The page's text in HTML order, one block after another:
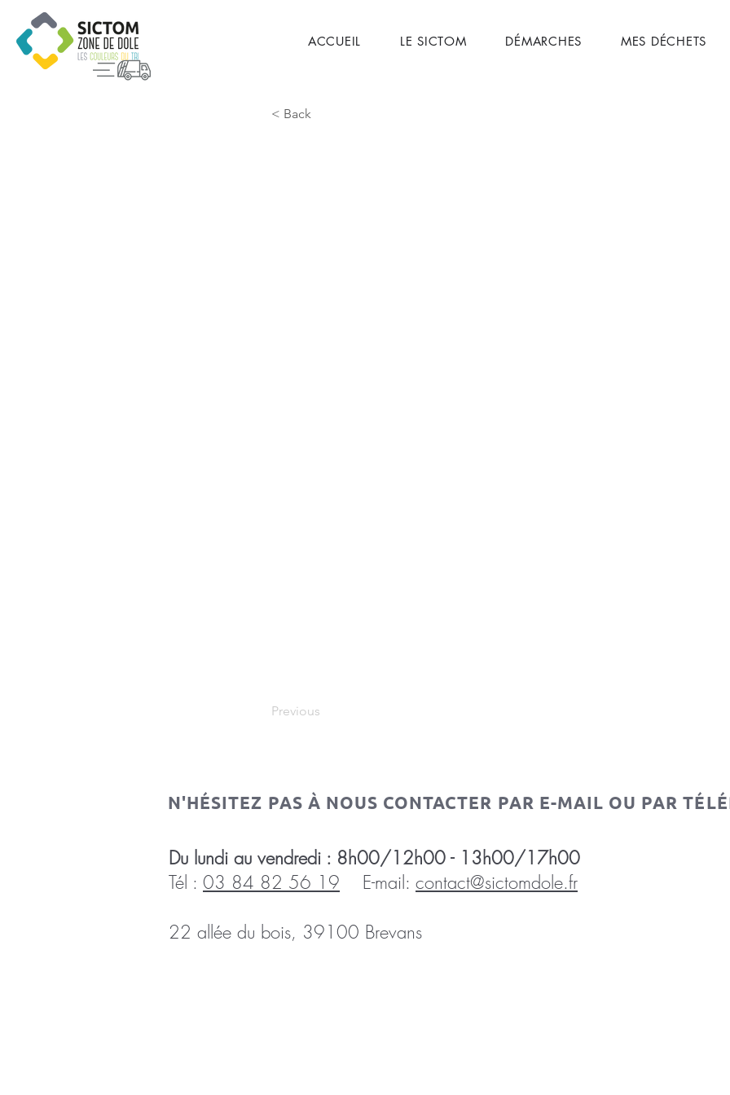
ACCUEIL LE SICTOM DÉMARCHES MES DÉCHETS
< Back
Previous
N'HÉSITEZ PAS À NOUS CONTACTER PAR E-MAIL OU PAR
Du lundi au vendredi : 8h00/12h00 - 13h00/17h00
Tél : 03 84 82 56 19 E-mail: contact@sictomdole.fr
22 allée du bois, 39100 Brevans